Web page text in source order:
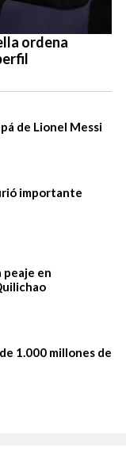
ordena
de Lionel Messi
importante
en
1.000 millones de